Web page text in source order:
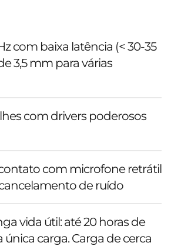
com baixa latência (< 30-35
3,5 mm para várias
com drivers poderosos
com microfone retrátil
de ruído
vida útil: até 20 horas de
carga. Carga de cerca